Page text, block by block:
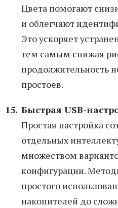
Цвета помогают
и облегчают
Это ускоряет
тем самым снижая
продолжительность
простоев.
Быстрая USB-
Простая настройка
отдельных
множеством
конфигурации.
простого
накопителей до